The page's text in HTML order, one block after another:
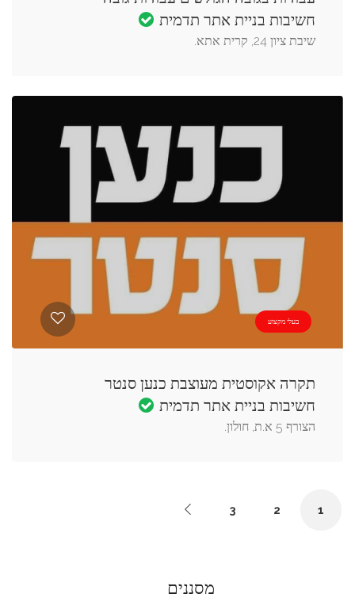
חשיבות בניית אתר תדמית
שיבת ציון 24, קרית אתא.
בעלי מקצוע
תקרה אקוסטית מעוצבת כנען סנטר
חשיבות בניית אתר תדמית
הצורף 5 א.ת, חולון.
מסננים